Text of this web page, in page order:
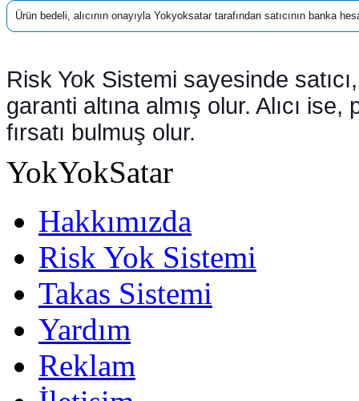
Ürün bedeli, alıcının onayıyla Yokyoksatar tarafından satıcının banka
Risk Yok Sistemi sayesinde
garanti altına almış olur. Alıcı
fırsatı bulmuş olur.
YokYokSatar
Hakkımızda
Risk Yok Sistemi
Takas Sistemi
Yardım
Reklam